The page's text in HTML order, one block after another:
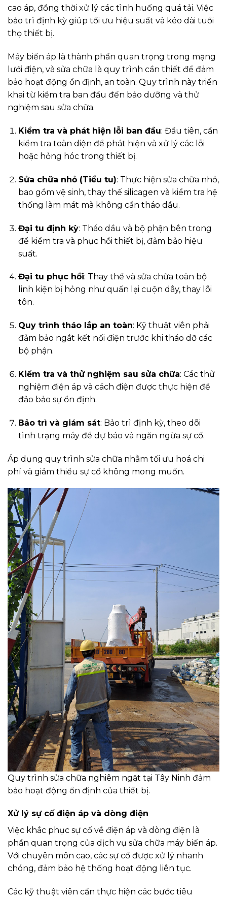
cao áp, đồng thời xử lý các tình huống quá tải. Việc
bảo trì định kỳ giúp tối ưu hiệu suất và kéo dài tuổi
thọ thiết bị.
Máy biến áp là thành phần quan trọng trong mạng
lưới điện, và sửa chữa là quy trình cần thiết để đảm
bảo hoạt động ổn định, an toàn. Quy trình này triển
khai từ kiểm tra ban đầu đến bảo dưỡng và thử
nghiệm sau sửa chữa.
Kiểm tra và phát hiện lỗi ban đầu: Đầu tiên, cần
kiểm tra toàn diện để phát hiện và xử lý các lỗi
hoặc hỏng hóc trong thiết bị.
Sửa chữa nhỏ (Tiểu tu): Thực hiện sửa chữa nhỏ,
bao gồm vệ sinh, thay thế silicagen và kiểm tra hệ
thống làm mát mà không cần tháo dầu.
Đại tu định kỳ: Tháo dầu và bộ phận bên trong
để kiểm tra và phục hồi thiết bị, đảm bảo hiệu
suất.
Đại tu phục hồi: Thay thế và sửa chữa toàn bộ
linh kiện bị hỏng như quấn lại cuộn dây, thay lõi
tôn.
Quy trình tháo lắp an toàn: Kỹ thuật viên phải
đảm bảo ngắt kết nối điện trước khi tháo dỡ các
bộ phận.
Kiểm tra và thử nghiệm sau sửa chữa: Các thử
nghiệm điện áp và cách điện được thực hiện để
đảo bảo sự ổn định.
Bảo trì và giám sát: Bảo trì định kỳ, theo dõi
tình trạng máy để dự báo và ngăn ngừa sự cố.
Áp dụng quy trình sửa chữa nhằm tối ưu hoá chi
phí và giảm thiểu sự cố không mong muốn.
Quy trình sửa chữa nghiêm ngặt tại Tây Ninh đảm
bảo hoạt động ổn định của thiết bị.
Xử lý sự cố điện áp và dòng điện
Việc khắc phục sự cố về điện áp và dòng điện là
phần quan trọng của dịch vụ sửa chữa máy biến áp.
Với chuyên môn cao, các sự cố được xử lý nhanh
chóng, đảm bảo hệ thống hoạt động liên tục.
Các kỹ thuật viên cần thực hiện các bước tiêu